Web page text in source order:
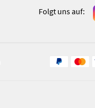
Folgt uns auf: